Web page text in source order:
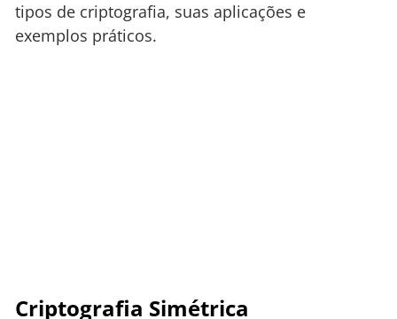
tipos de criptografia, suas aplicações e
exemplos práticos.
Criptografia Simétrica